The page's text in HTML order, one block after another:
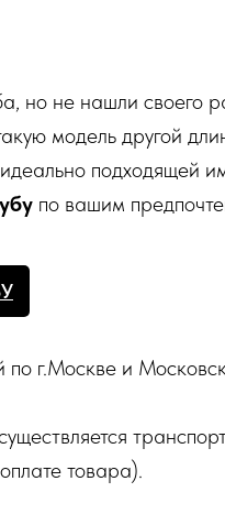
но не нашли своего
модель другой
подходящей
по вашим
г.Москве и
товара).